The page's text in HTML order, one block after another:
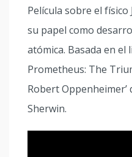
Película sobre el
su papel como
atómica. Basada en el
Prometheus: The
Robert Oppenheimer’
Sherwin.